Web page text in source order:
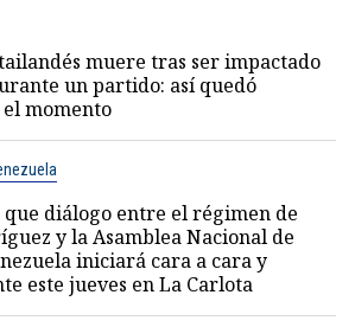
muere tras ser impactado
un partido: así quedó
momento
diálogo entre el régimen de
y la Asamblea Nacional de
iniciará cara a cara y
este jueves en La Carlota